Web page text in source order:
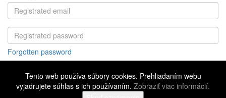
Forgotten password
2016 - 2026 Cognac Embassy
Tento web používa súbory cookies. Prehliadaním webu
vyjadrujete súhlas s ich používaním. Zobraziť viac informácií.